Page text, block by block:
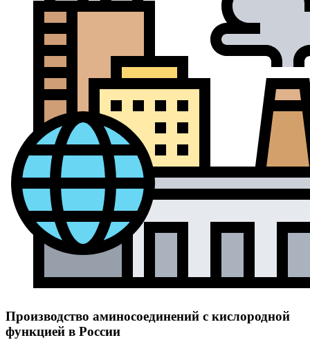
Производство аминосоединений с кислородной
функцией в России